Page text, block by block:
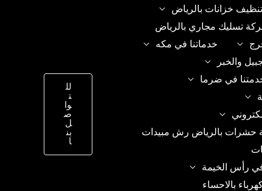
تنظيف خزانات بالرياض
تسليك مجاري بالرياض
خدماتنا في مكه
والخبر
في ضرما
حشرات بالرياض رش مبيدات
رأس الخيمة
بالاحساء
لل
ت
وا
ص
ل
بن
ا